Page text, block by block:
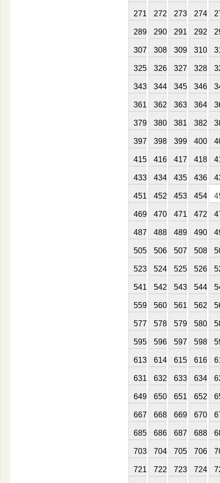
271 272 273 274
289 290 291 292
307 308 309 310
325 326 327 328
343 344 345 346
361 362 363 364
379 380 381 382
397 398 399 400
415 416 417 418
433 434 435 436
451 452 453 454
469 470 471 472
487 488 489 490
505 506 507 508
523 524 525 526
541 542 543 544
559 560 561 562
577 578 579 580
595 596 597 598
613 614 615 616
631 632 633 634
649 650 651 652
667 668 669 670
685 686 687 688
703 704 705 706
721 722 723 724